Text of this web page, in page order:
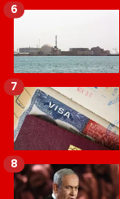
6
7
8